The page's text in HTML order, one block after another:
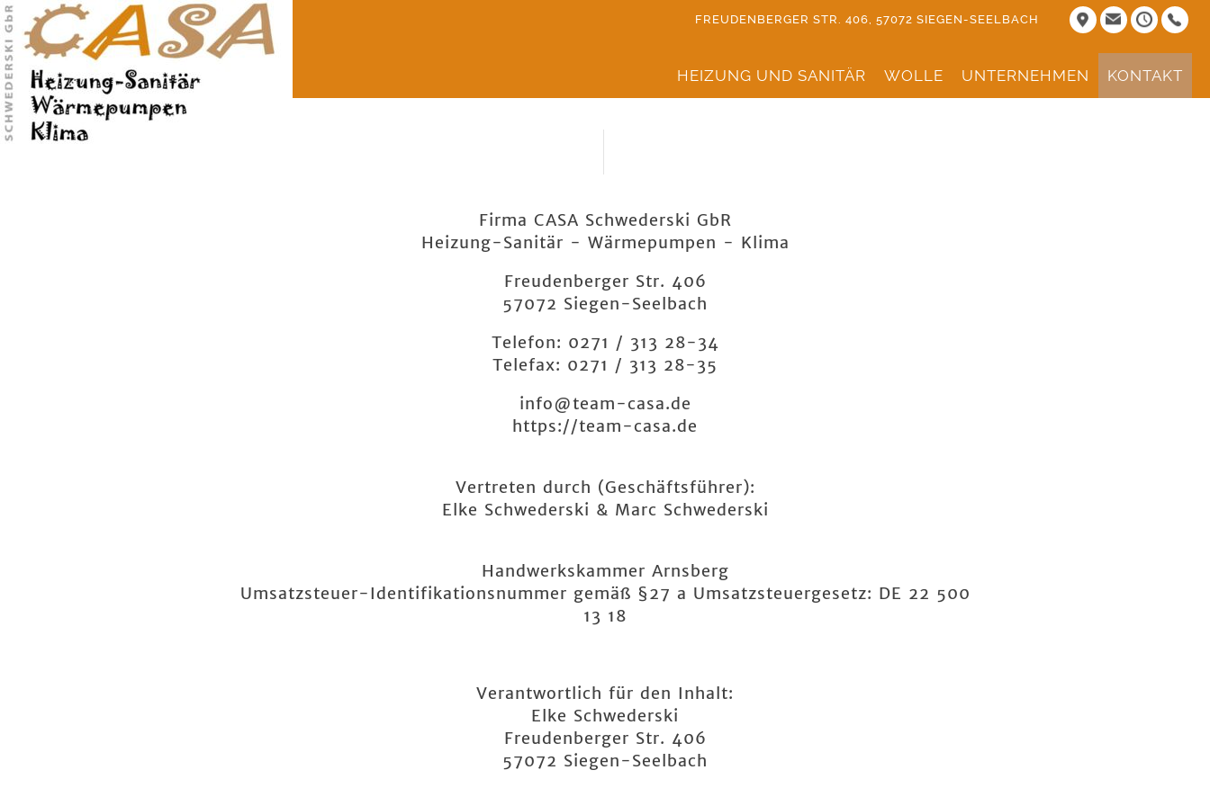
FREUDENBERGER STR. 406, 57072 SIEGEN-SEELBACH
überspringen
HEIZUNG UND SANITÄR WOLLE UNTERNEHMEN KONTAKT
IMPRESSUM
Firma CASA Schwederski GbR
Heizung-Sanitär - Wärmepumpen - Klima
Freudenberger Str. 406
57072 Siegen-Seelbach
Telefon: 0271 / 313 28-34
Telefax: 0271 / 313 28-35
info@team-casa.de
https://team-casa.de
Vertreten durch (Geschäftsführer):
Elke Schwederski & Marc Schwederski
Handwerkskammer Arnsberg
Umsatzsteuer-Identifikationsnummer gemäß §27 a Umsatzsteuergesetz: DE 22 500
13 18
Verantwortlich für den Inhalt:
Elke Schwederski
Freudenberger Str. 406
57072 Siegen-Seelbach